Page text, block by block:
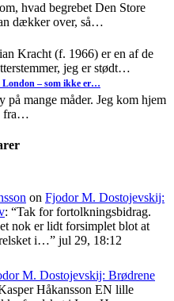
hvad begrebet Den Store
dækker over, så…
Kracht (f. 1966) er en af de
jeg er stødt…
London – som ikke er…
på mange måder. Jeg kom hjem
fra…
on Fjodor M. Dostojevskij:
: “Tak for fortolkningsbidrag.
nok er lidt forsimplet blot at
i…” jul 29, 18:12
M. Dostojevskij: Brødrene
Håkansson EN lille